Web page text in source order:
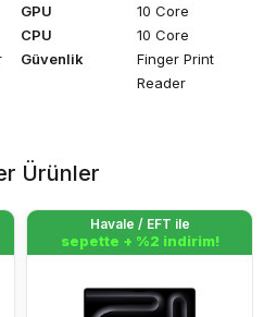
GPU
10 Core
CPU
10 Core
Güvenlik
Finger Print
Reader
Ürünler
Havale / EFT ile
sepette + %2 indirim!